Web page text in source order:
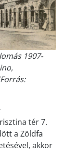
1907-
tér 7.
a Zöldfa
akkor